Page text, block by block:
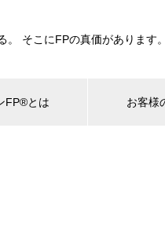
。 そこにFPの真価があります。
FP®とは お客様